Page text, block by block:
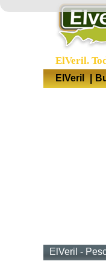
ElVeril.
ElVeril |
ElVeril -